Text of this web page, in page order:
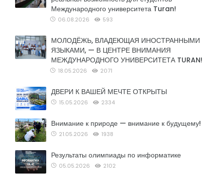
Международного университета Turan!
06.08.2026 593
МОЛОДЁЖЬ, ВЛАДЕЮЩАЯ ИНОСТРАННЫМИ
ЯЗЫКАМИ, — В ЦЕНТРЕ ВНИМАНИЯ
МЕЖДУНАРОДНОГО УНИВЕРСИТЕТА TURAN!
18.05.2026 2071
ДВЕРИ К ВАШЕЙ МЕЧТЕ ОТКРЫТЫ
15.05.2026 2334
Внимание к природе — внимание к будущему!
21.05.2026 1938
Результаты олимпиады по информатике
05.05.2026 2102